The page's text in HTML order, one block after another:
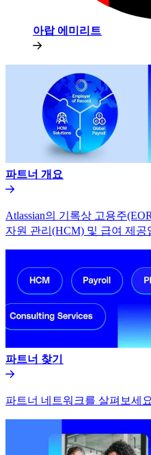
아랍 에미리트​​
파트너 개요​​
Atlassian의 기록상 고용주
자원 관리(HCM) 및 급여 제
파트너 찾기​​
파트너 네트워크를 살펴보세